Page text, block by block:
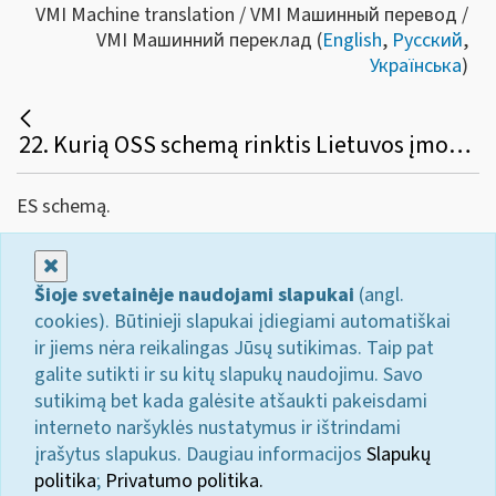
VMI Machine translation / VMI Машинный перевод /
VMI Машинний переклад (English, Русский,
Українська)
22. Kurią OSS schemą rinktis Lietuvos įmonei, kuri verčiasi ES vidaus nuotoline prekyba prekėmis?
ES schemą.
Šioje svetainėje naudojami slapukai (angl.
cookies). Būtinieji slapukai įdiegiami automatiškai
ir jiems nėra reikalingas Jūsų sutikimas. Taip pat
galite sutikti ir su kitų slapukų naudojimu. Savo
sutikimą bet kada galėsite atšaukti pakeisdami
interneto naršyklės nustatymus ir ištrindami
įrašytus slapukus. Daugiau informacijos Slapukų
politika; Privatumo politika.